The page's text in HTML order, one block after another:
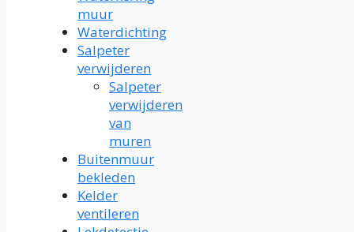
muur
Waterdichting
Salpeter
verwijderen
Salpeter
verwijderen
van
muren
Buitenmuur
bekleden
Kelder
ventileren